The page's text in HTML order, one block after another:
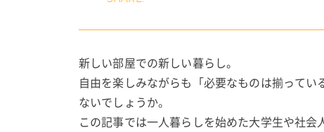
新しい部屋での新しい暮らし。
自由を楽しみながらも「必要なものは揃って
ないでしょうか。
この記事では一人暮らしを始めた大学生や社